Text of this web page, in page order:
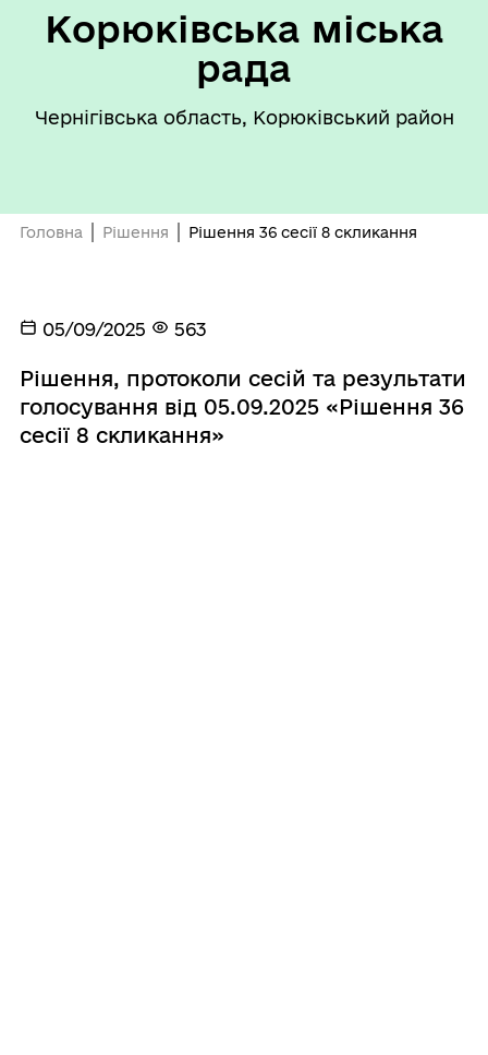
Корюківська міська
рада
Чернігівська область, Корюківський район
Головна Рішення Рішення 36 сесії 8 скликання
05/09/2025 563
Рішення, протоколи сесій та результати
голосування від 05.09.2025 «Рішення 36
сесії 8 скликання»